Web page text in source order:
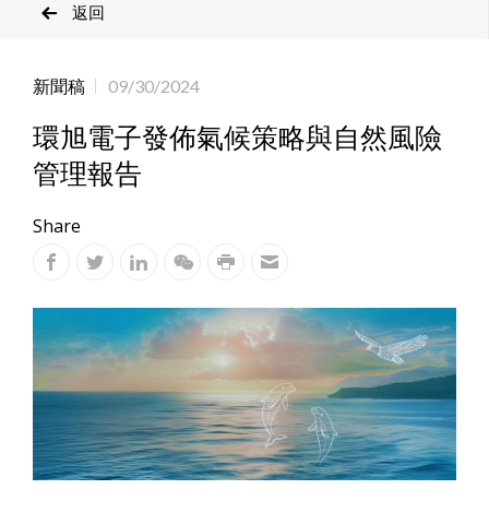
返回
新聞稿 09/30/2024
環旭電子發佈氣候策略與自然風險
管理報告
Share